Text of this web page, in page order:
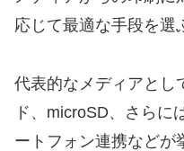
応じて最適な手段を選
代表的なメディアとし
ド、microSD、さらに
ートフォン連携などが